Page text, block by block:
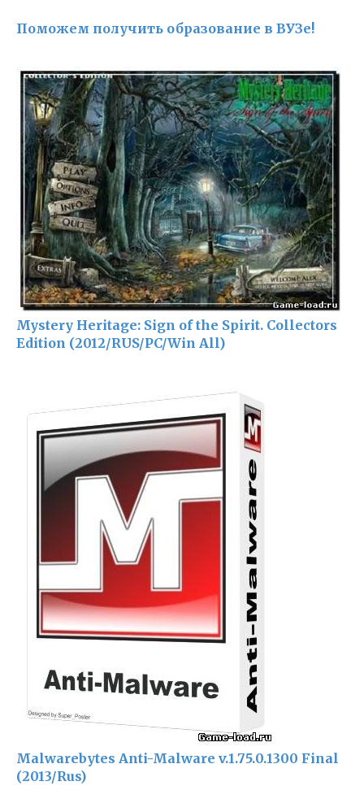
Поможем получить образование в ВУЗе!
Mystery Heritage: Sign of the Spirit. Collectors
Edition (2012/RUS/PC/Win All)
Malwarebytes Anti-Malware v.1.75.0.1300 Final
(2013/Rus)